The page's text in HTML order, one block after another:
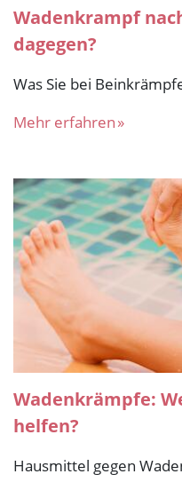
Wadenkrampf
dagegen?
Was Sie bei
Mehr erfahren
Wadenkrämpfe:
helfen?
Hausmittel gegen